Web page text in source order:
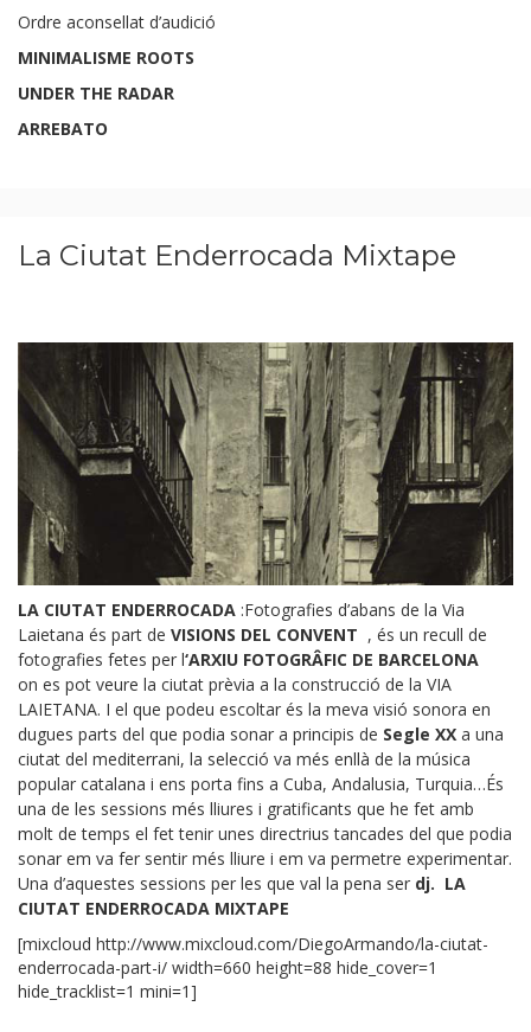
Ordre aconsellat d’audició
MINIMALISME ROOTS
UNDER THE RADAR
ARREBATO
La Ciutat Enderrocada Mixtape
LA CIUTAT ENDERROCADA :Fotografies d’abans de la Via
Laietana és part de VISIONS DEL CONVENT , és un recull de
fotografies fetes per l‘ARXIU FOTOGRÂFIC DE BARCELONA
on es pot veure la ciutat prèvia a la construcció de la VIA
LAIETANA. I el que podeu escoltar és la meva visió sonora en
dugues parts del que podia sonar a principis de Segle XX a una
ciutat del mediterrani, la selecció va més enllà de la música
popular catalana i ens porta fins a Cuba, Andalusia, Turquia…És
una de les sessions més lliures i gratificants que he fet amb
molt de temps el fet tenir unes directrius tancades del que podia
sonar em va fer sentir més lliure i em va permetre experimentar.
Una d’aquestes sessions per les que val la pena ser dj. LA
CIUTAT ENDERROCADA MIXTAPE
[mixcloud http://www.mixcloud.com/DiegoArmando/la-ciutat-
enderrocada-part-i/ width=660 height=88 hide_cover=1
hide_tracklist=1 mini=1]